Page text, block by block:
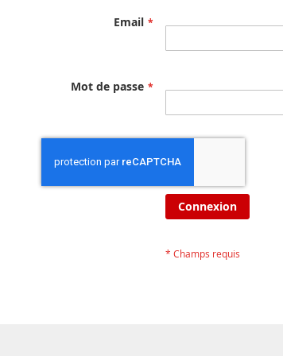
Email
Mot de passe
Connexion